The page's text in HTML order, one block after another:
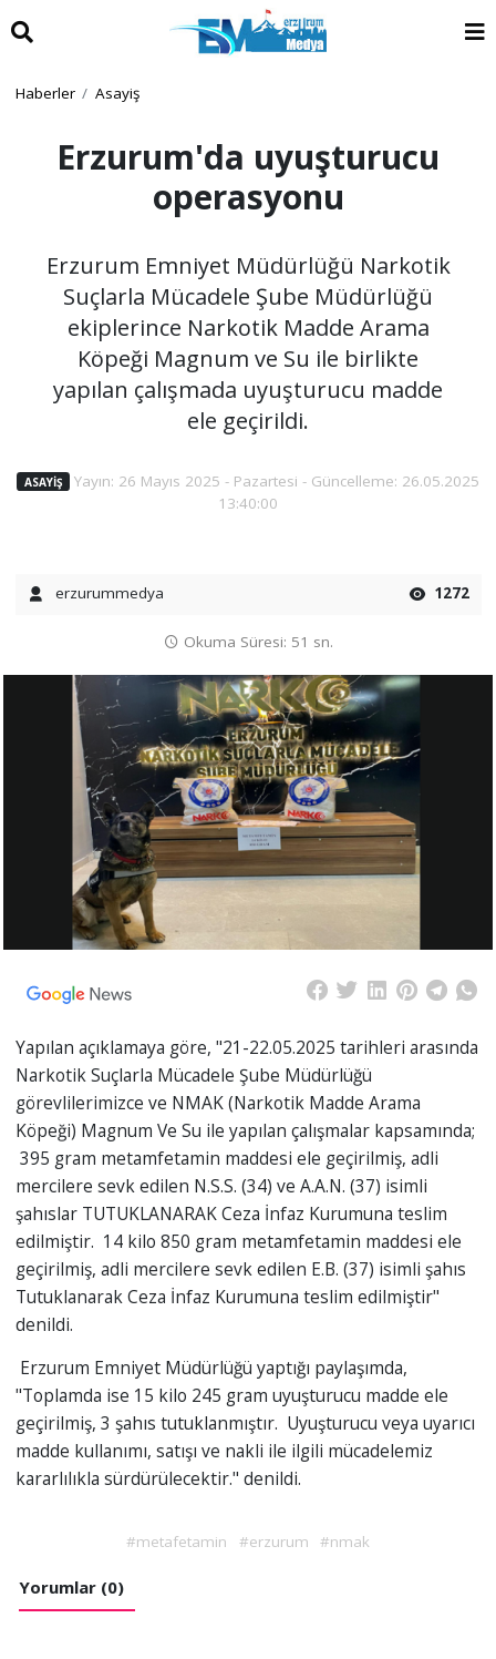
Haberler Asayiş
Erzurum'da uyuşturucu
operasyonu
Erzurum Emniyet Müdürlüğü Narkotik
Suçlarla Mücadele Şube Müdürlüğü
ekiplerince Narkotik Madde Arama
Köpeği Magnum ve Su ile birlikte
yapılan çalışmada uyuşturucu madde
ele geçirildi.
ASAYIŞ
Yayın: 26 Mayıs 2025 - Pazartesi - Güncelleme: 26.05.2025
13:40:00
erzurummedya 1272
Okuma Süresi: 51 sn.
Yapılan açıklamaya göre, "21-22.05.2025 tarihleri arasında
Narkotik Suçlarla Mücadele Şube Müdürlüğü
görevlilerimizce ve NMAK (Narkotik Madde Arama
Köpeği) Magnum Ve Su ile yapılan çalışmalar kapsamında;
395 gram metamfetamin maddesi ele geçirilmiş, adli
mercilere sevk edilen N.S.S. (34) ve A.A.N. (37) isimli
şahıslar TUTUKLANARAK Ceza İnfaz Kurumuna teslim
edilmiştir. 14 kilo 850 gram metamfetamin maddesi ele
geçirilmiş, adli mercilere sevk edilen E.B. (37) isimli şahıs
Tutuklanarak Ceza İnfaz Kurumuna teslim edilmiştir"
denildi.
Erzurum Emniyet Müdürlüğü yaptığı paylaşımda,
"Toplamda ise 15 kilo 245 gram uyuşturucu madde ele
geçirilmiş, 3 şahıs tutuklanmıştır. Uyuşturucu veya uyarıcı
madde kullanımı, satışı ve nakli ile ilgili mücadelemiz
kararlılıkla sürdürülecektir." denildi.
#metafetamin #erzurum #nmak
Yorumlar (0)